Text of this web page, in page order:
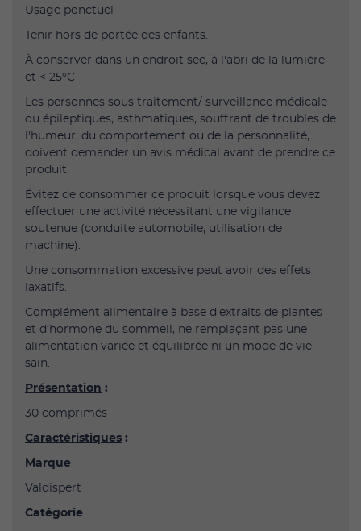
Usage ponctuel
Tenir hors de portée des enfants.
À conserver dans un endroit sec, à l'abri de la lumière
et < 25°C
Les personnes sous traitement/ surveillance médicale
ou épileptiques, asthmatiques, souffrant de troubles de
l'humeur, du comportement ou de la personnalité,
doivent demander un avis médical avant de prendre ce
produit.
Évitez de consommer ce produit lorsque vous devez
effectuer une activité nécessitant une vigilance
soutenue (conduite automobile, utilisation de
machine).
Une consommation excessive peut avoir des effets
laxatifs.
Complément alimentaire à base d'extraits de plantes
et d’hormone du sommeil, ne remplaçant pas une
alimentation variée et équilibrée ni un mode de vie
sain.
Présentation :
30 comprimés
Caractéristiques :
Marque
Valdispert
Catégorie